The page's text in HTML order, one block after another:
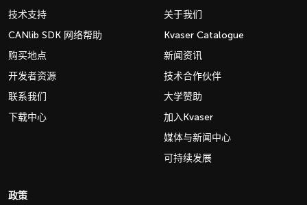
技术支持
CANlib SDK 网络帮助
购买地点
开发者资源
联系我们
下载中心
关于我们
Kvaser Catalogue
新闻资讯
技术合作伙伴
大学赞助
加入Kvaser
媒体与新闻中心
可持续发展
政策